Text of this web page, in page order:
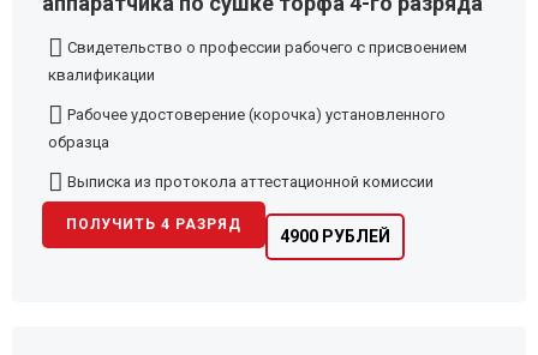
Свидетельство о профессии рабочего с присвоением
квалификации
Рабочее удостоверение (корочка) установленного
образца
Выписка из протокола аттестационной комиссии
4900 РУБЛЕЙ
ПОЛУЧИТЬ 4 РАЗРЯД